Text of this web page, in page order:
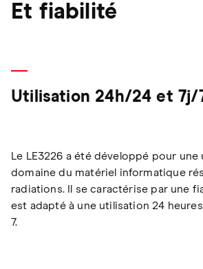
Et fiabilité
Utilisation 24h/24 et 7j/
Le LE3226 a été développé pour
domaine du matériel informatique
radiations. Il se caractérise par une
est adapté à une utilisation 24
7.